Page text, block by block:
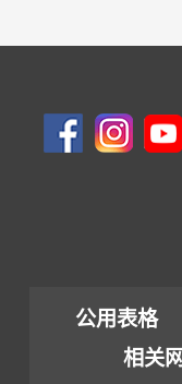
公用表格
相关